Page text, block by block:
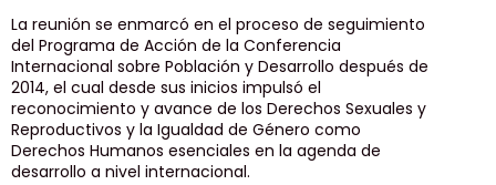
La reunión se enmarcó en el proceso de seguimiento
del Programa de Acción de la Conferencia
Internacional sobre Población y Desarrollo después de
2014, el cual desde sus inicios impulsó el
reconocimiento y avance de los Derechos Sexuales y
Reproductivos y la Igualdad de Género como
Derechos Humanos esenciales en la agenda de
desarrollo a nivel internacional.